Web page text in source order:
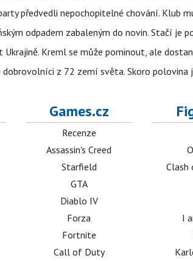
předvedli nepochopitelné chování. Klub
odpadem zabaleným do novin. Stačí je
Ukrajině. Kreml se může pominout, ale
dobrovolníci z 72 zemí světa. Skoro polovina
Games.cz
Recenze
Assassin's Creed
Starfield
GTA
Diablo IV
Forza
Fortnite
Call of Duty
Clash
I